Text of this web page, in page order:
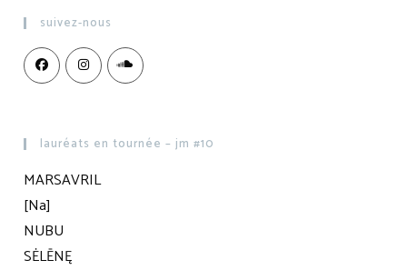
suivez-nous
lauréats en tournée – jm #10
MARSAVRIL
[Na]
NUBU
SĖLĒNĘ